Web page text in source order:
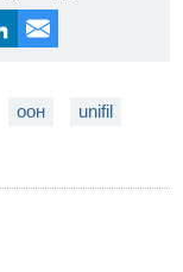
оон
unifil